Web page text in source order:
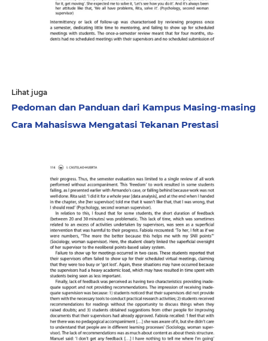
Lihat juga
Pedoman dan Panduan dari Kampus Masing-masing
Cara Mahasiswa Mengatasi Tekanan Prestasi